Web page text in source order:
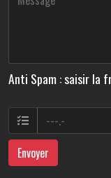
Anti Spam : saisir la
Envoyer